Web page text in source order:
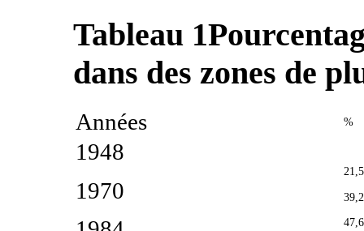
Tableau 1
dans des zones de
Années %
1948
1970
21,5
39,2
47,6